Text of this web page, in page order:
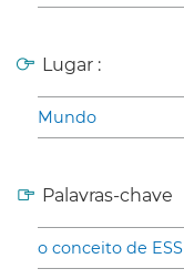
Lugar :
Mundo
Palavras-chave
o conceito de ESS